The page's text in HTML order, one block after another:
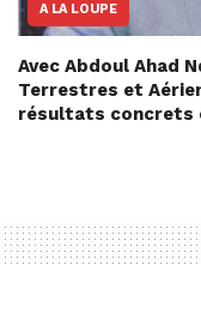
A LA LOUPE
Avec Abdoul Ahad
Terrestres et
résultats concrets